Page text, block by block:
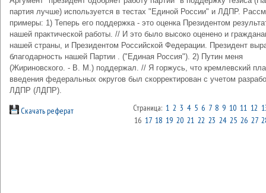
партия лучше) используется в тестах "Единой России" и ЛДПР.
примеры: 1) Теперь его поддержка - это оценка Президентом
нашей практической работы. // И это было высоко оценено и
нашей страны, и Президентом Российской Федерации. Президент
благодарность нашей Партии . ("Единая Россия"). 2) Путин меня
(Жириновского. - В. М.) поддержал. // Я горжусь, что кремлевский
введения федеральных округов был скорректирован с учетом
ЛДПР (ЛДПР).
Скачать реферат Страница: 1 2 3 4 5 6 7 8 9 10 11 12
16 17 18 19 20 21 22 23 24 25 26 27